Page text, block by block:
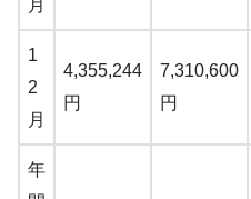
月
1
2
月
4,355,244
円
7,310,600
円
年